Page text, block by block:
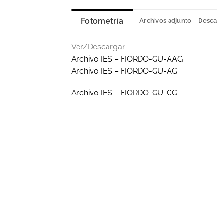
Fotometría Archivos adjunto
Ver/Descargar
Archivo IES – FIORDO-GU-AAG
Archivo IES – FIORDO-GU-AG
Archivo IES – FIORDO-GU-CG